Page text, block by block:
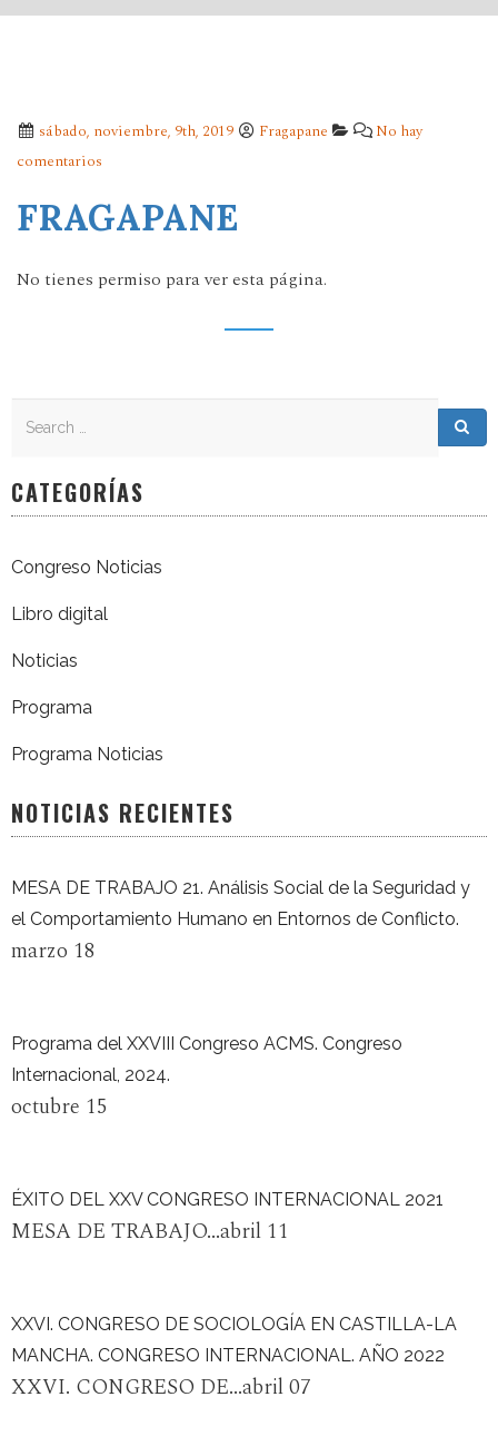
sábado, noviembre, 9th, 2019 Fragapane
No hay
comentarios
FRAGAPANE
No tienes permiso para ver esta página.
CATEGORÍAS
Congreso Noticias
Libro digital
Noticias
Programa
Programa Noticias
NOTICIAS RECIENTES
MESA DE TRABAJO 21. Análisis Social de la Seguridad y
el Comportamiento Humano en Entornos de Conflicto.
marzo 18
Programa del XXVIII Congreso ACMS. Congreso
Internacional, 2024.
octubre 15
ÉXITO DEL XXV CONGRESO INTERNACIONAL 2021
MESA DE TRABAJO...abril 11
XXVI. CONGRESO DE SOCIOLOGÍA EN CASTILLA-LA
MANCHA. CONGRESO INTERNACIONAL. AÑO 2022
XXVI. CONGRESO DE...abril 07